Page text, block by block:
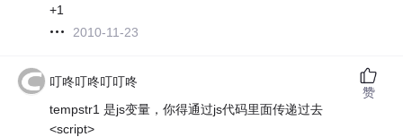
+1
2010-11-23
叮咚叮咚叮叮咚
tempstr1 是js变量，你得通过js代码里面传递过去
<script>
赞